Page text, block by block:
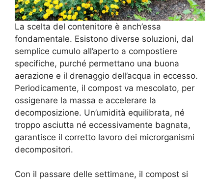
La scelta del contenitore è anch’essa
fondamentale. Esistono diverse soluzioni, dal
semplice cumulo all’aperto a compostiere
specifiche, purché permettano una buona
aerazione e il drenaggio dell’acqua in eccesso.
Periodicamente, il compost va mescolato, per
ossigenare la massa e accelerare la
decomposizione. Un’umidità equilibrata, né
troppo asciutta né eccessivamente bagnata,
garantisce il corretto lavoro dei microrganismi
decompositori.
Con il passare delle settimane, il compost si